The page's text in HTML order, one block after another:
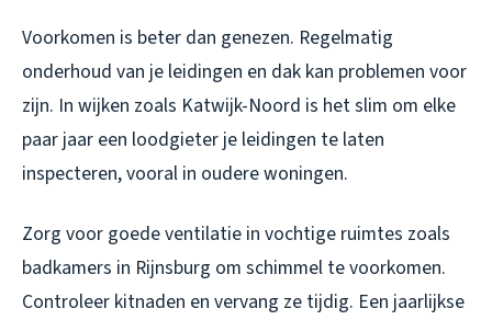
Voorkomen is beter dan genezen. Regelmatig
onderhoud van je leidingen en dak kan problemen voor
zijn. In wijken zoals Katwijk-Noord is het slim om elke
paar jaar een loodgieter je leidingen te laten
inspecteren, vooral in oudere woningen.
Zorg voor goede ventilatie in vochtige ruimtes zoals
badkamers in Rijnsburg om schimmel te voorkomen.
Controleer kitnaden en vervang ze tijdig. Een jaarlijkse